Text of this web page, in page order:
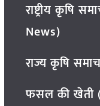
राष्ट्रीय कृषि
News)
राज्य कृषि
फसल की खेती